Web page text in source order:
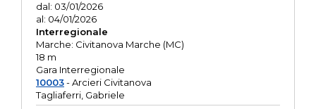
dal: 03/01/2026
al: 04/01/2026
Interregionale
Marche: Civitanova Marche (MC)
18 m
Gara Interregionale
10003- Arcieri Civitanova
Tagliaferri, Gabriele